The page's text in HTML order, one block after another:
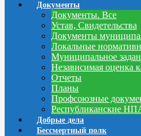
Документы
Документы. Все
Устав, Свидетельства
Документы
Локальные
Муниципальное
Независимая оценка
Отчеты
Планы
Профсоюзные
Республиканские
Добрые дела
Бессмертный полк